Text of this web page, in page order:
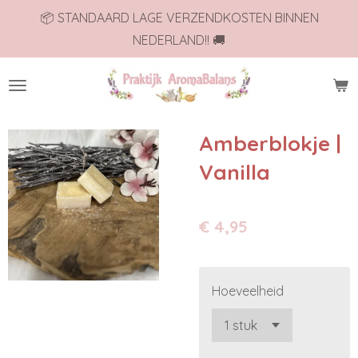
de
📦 STANDAARD LAGE VERZENDKOSTEN BINNEN
NEDERLAND!! 🚚
Amberblokje |
Vanilla
€ 4,95
Hoeveelheid